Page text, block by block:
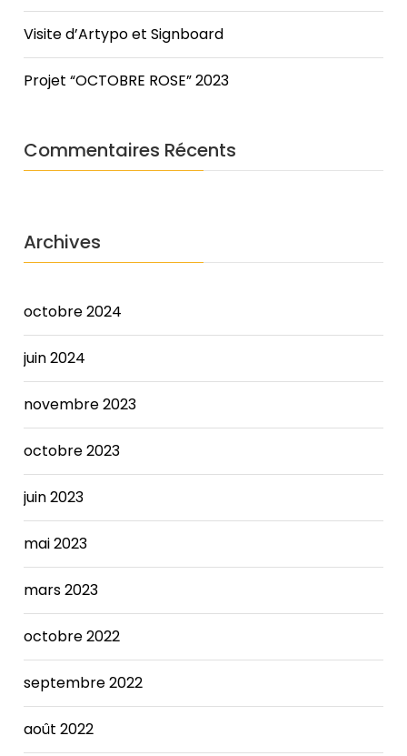
Visite d’Artypo et Signboard
Projet “OCTOBRE ROSE” 2023
Commentaires Récents
Archives
octobre 2024
juin 2024
novembre 2023
octobre 2023
juin 2023
mai 2023
mars 2023
octobre 2022
septembre 2022
août 2022
required
combination
reductions,
"rainy
fund,
and
Nike
SB x
FRAME
Dunk
increases.